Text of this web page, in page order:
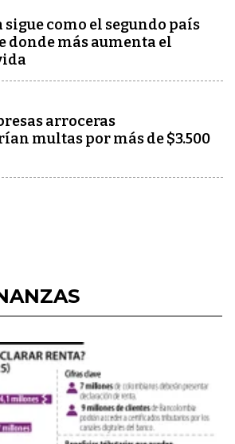
sigue como el segundo país
donde más aumenta el
arroceras
multas por más de $3.500